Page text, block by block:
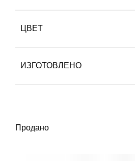
ЦВЕТ
ИЗГОТОВЛЕНО
Продано